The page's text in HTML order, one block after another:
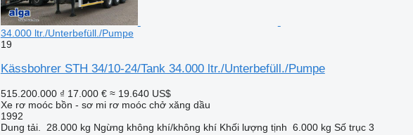
34.000 ltr./Unterbefüll./Pumpe
19
Kässbohrer STH 34/10-24/Tank 34.000 ltr./Unterbefüll./Pumpe
515.200.000 ₫ 17.000 € ≈ 19.640 US$
Xe rơ moóc bồn - sơ mi rơ moóc chở xăng dầu
1992
Dung tải.
28.000 kg Ngừng không khí/không khí Khối lượng tịnh 6.000 kg Số trục 3